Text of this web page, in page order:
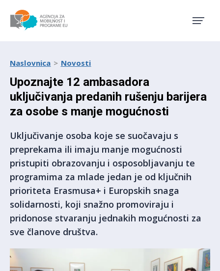
Naslovnica Novosti
Upoznajte 12 ambasadora
uključivanja predanih rušenju barijera
za osobe s manje mogućnosti
Uključivanje osoba koje se suočavaju s
preprekama ili imaju manje mogućnosti
pristupiti obrazovanju i osposobljavanju te
programima za mlade jedan je od ključnih
prioriteta Erasmusa+ i Europskih snaga
solidarnosti, koji snažno promoviraju i
pridonose stvaranju jednakih mogućnosti za
sve članove društva.